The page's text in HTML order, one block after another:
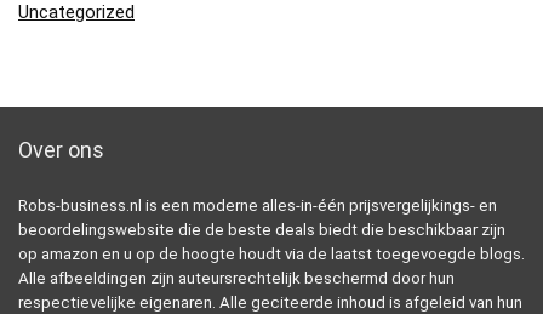
Uncategorized
Over ons
Robs-business.nl is een moderne alles-in-één prijsvergelijkings- en
beoordelingswebsite die de beste deals biedt die beschikbaar zijn
op amazon en u op de hoogte houdt via de laatst toegevoegde blogs.
Alle afbeeldingen zijn auteursrechtelijk beschermd door hun
respectievelijke eigenaren. Alle geciteerde inhoud is afgeleid van hun